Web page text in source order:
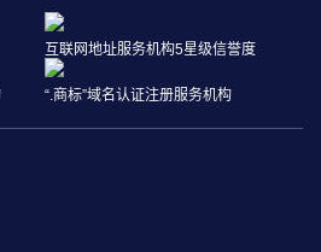
互联网地址服务机构5星级信誉度
“.商标”域名认证注册服务机构